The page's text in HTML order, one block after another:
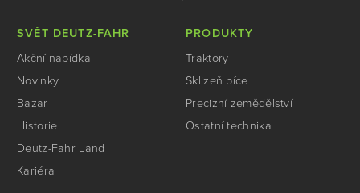
SVĚT DEUTZ-FAHR
Akční nabídka
Novinky
Bazar
Historie
Deutz-Fahr Land
Kariéra
PRODUKTY
Traktory
Sklizeň píce
Precizní zemědělství
Ostatní technika